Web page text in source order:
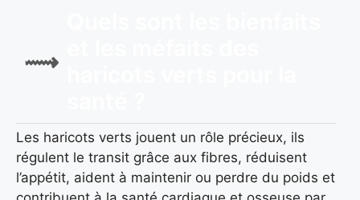
Les haricots verts jouent un rôle précieux, ils
régulent le transit grâce aux fibres, réduisent
l’appétit, aident à maintenir ou perdre du poids et